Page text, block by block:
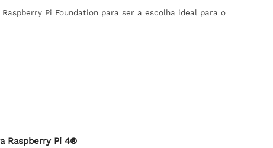
Pi Foundation para ser a escolha ideal para o
Raspberry Pi 4®